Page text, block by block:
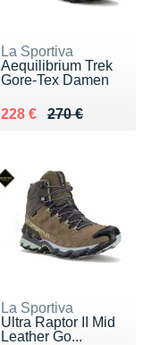
La Sportiva
Aequilibrium Trek
Gore-Tex Damen
270 €
Au lieu de 270 €
228 €
Vendu 228 €
La Sportiva
Ultra Raptor II Mid
Leather Go...